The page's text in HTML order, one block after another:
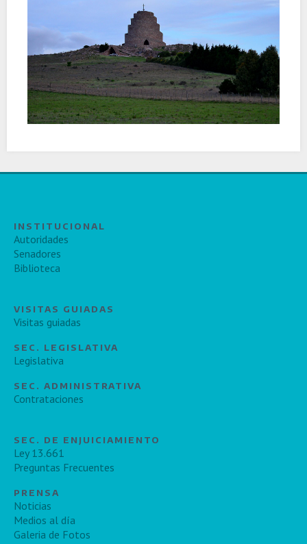
INSTITUCIONAL
Autoridades
Senadores
Biblioteca
VISITAS GUIADAS
Visitas guiadas
SEC. LEGISLATIVA
Legislativa
SEC. ADMINISTRATIVA
Contrataciones
SEC. DE ENJUICIAMIENTO
Ley 13.661
Preguntas Frecuentes
PRENSA
Noticias
Medios al día
Galeria de Fotos